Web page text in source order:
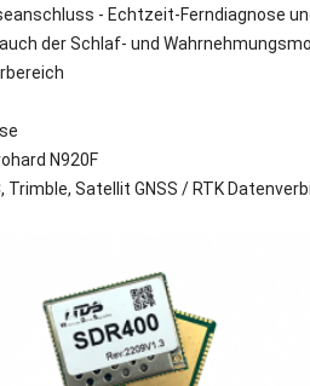
- Echtzeit-Ferndiagnose
der Schlaf- und
N920F
Trimble, Satellit GNSS / RTK